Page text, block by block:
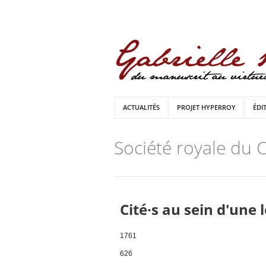
ACTUALITÉS PROJET HYPERROY
Société royale du
Cité·s au sein d'une
1761
626